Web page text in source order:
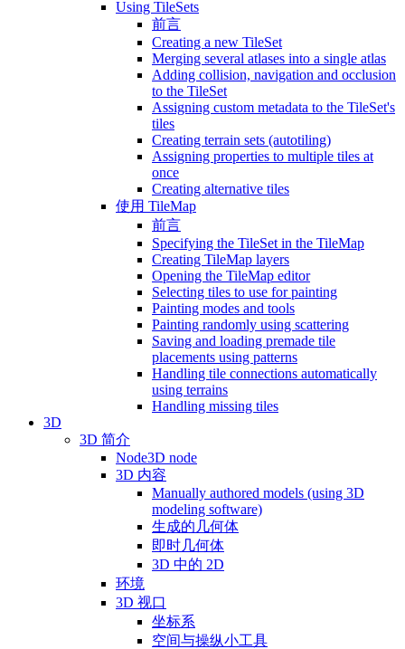
Using TileSets
前言
Creating a new TileSet
Merging several atlases into a single atlas
Adding collision, navigation and occlusion
to the TileSet
Assigning custom metadata to the TileSet's
tiles
Creating terrain sets (autotiling)
Assigning properties to multiple tiles at
once
Creating alternative tiles
使用 TileMap
前言
Specifying the TileSet in the TileMap
Creating TileMap layers
Opening the TileMap editor
Selecting tiles to use for painting
Painting modes and tools
Painting randomly using scattering
Saving and loading premade tile
placements using patterns
Handling tile connections automatically
using terrains
Handling missing tiles
3D
3D 简介
Node3D node
3D 内容
Manually authored models (using 3D
modeling software)
生成的几何体
即时几何体
3D 中的 2D
环境
3D 视口
坐标系
空间与操纵小工具